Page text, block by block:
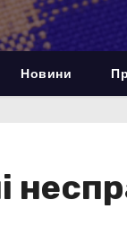
Новини